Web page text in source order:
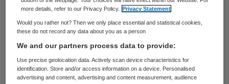
de klachten begint voor het 25e levensjaar.
Het Fonds Psychische Gezondheid wil met
de campagne voorkomen dat jongeren
ernstige psychische problemen ontwikkelen
more details, refer to our Privacy Policy.
Privacy Statement
Would you rather not? Then we only place essential and statistical cookies,
these do not record any data about you as a person
We and our partners process data to provide:
Use precise geolocation data. Actively scan device characteristics for
identification. Store and/or access information on a device. Personalised
advertising and content, advertising and content measurement, audience